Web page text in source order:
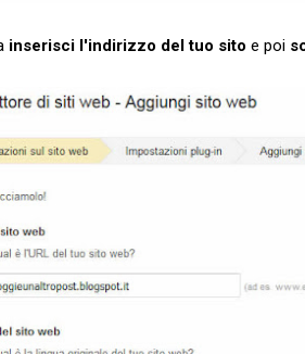
inserisci l'indirizzo del tuo sito e poi